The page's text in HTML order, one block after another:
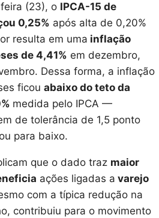
(23), o IPCA-15 de
0,25% após alta de 0,20%
resulta em uma inflação
de 4,41% em dezembro,
Dessa forma, a inflação
ficou abaixo do teto da
medida pelo IPCA —
de tolerância de 1,5 ponto
para baixo.
que o dado traz maior
ações ligadas a varejo
com a típica redução na
contribuiu para o movimento